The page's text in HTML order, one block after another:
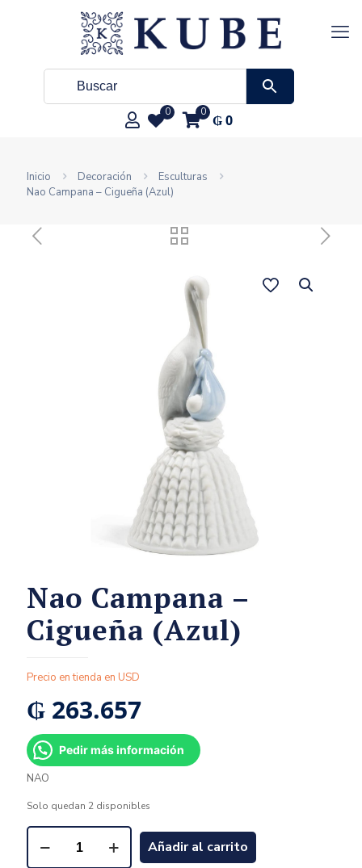
0 0 ₲0
Inicio Decoración
Esculturas
Nao Campana – Cigueña (Azul)
Nao Campana –
Cigueña (Azul)
Precio en tienda en USD
₲ 263.657
Pedir más información
NAO
Solo quedan 2 disponibles
Añadir al carrito